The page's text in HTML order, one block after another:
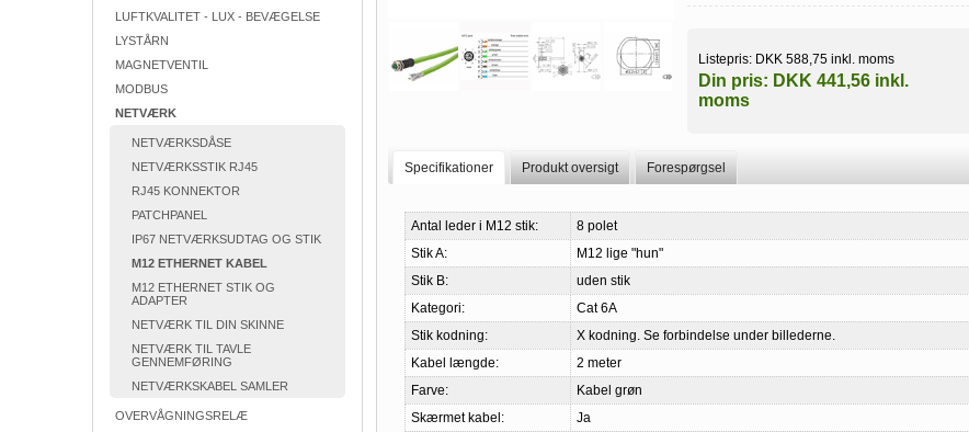
LUFTKVALITET - LUX - BEVÆGELSE
LYSTÅRN
MAGNETVENTIL
MODBUS
NETVÆRK
NETVÆRKSDÅSE
NETVÆRKSSTIK RJ45
RJ45 KONNEKTOR
PATCHPANEL
IP67 NETVÆRKSUDTAG OG STIK
M12 ETHERNET KABEL
M12 ETHERNET STIK OG
ADAPTER
NETVÆRK TIL DIN SKINNE
NETVÆRK TIL TAVLE
GENNEMFØRING
NETVÆRKSKABEL SAMLER
OVERVÅGNINGSRELÆ
Listepris: DKK 588,75 inkl. moms
Din pris: DKK 441,56 inkl.
moms
Specifikationer Produkt oversigt Forespørgsel
Antal leder i M12 stik:
8 polet
Stik A:
M12 lige "hun"
Stik B:
uden stik
Kategori:
Cat 6A
Stik kodning:
X kodning. Se forbindelse under billederne.
Kabel længde:
2 meter
Farve:
Kabel grøn
Skærmet kabel:
Ja